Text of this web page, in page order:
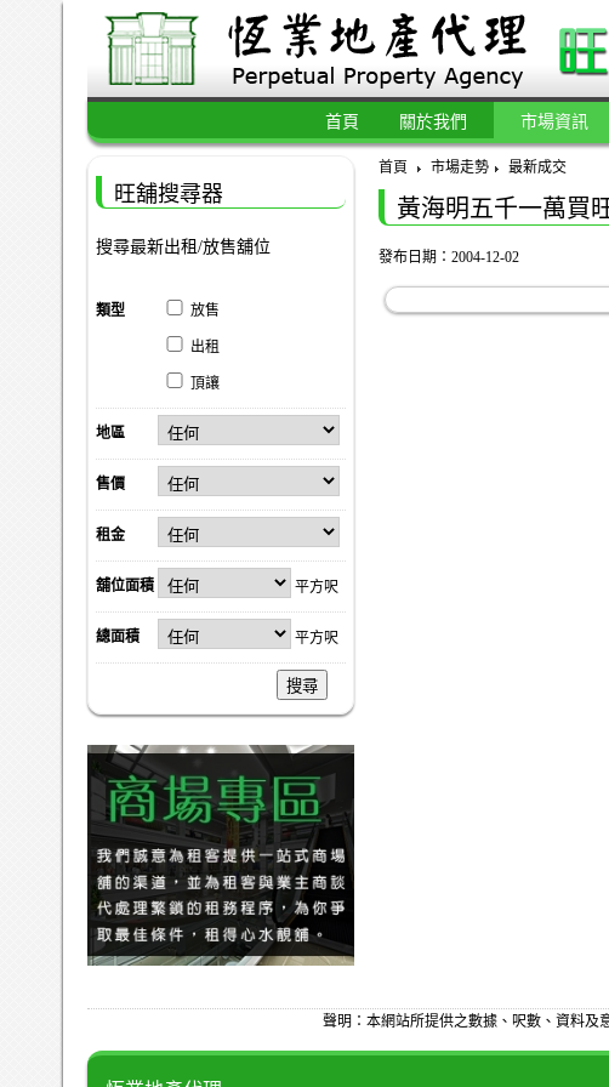
首頁 關於我們 市場資訊
首頁 市場走勢 最新成交
黃海明五千一萬買
發布日期：2004-12-02
旺舖搜尋器
搜尋最新出租/放售舖位
類型 放售
出租
頂讓
地區
售價
租金
舖位面積 平方呎
總面積 平方呎
搜尋
聲明：本網站所提供之數據、呎數、資料及